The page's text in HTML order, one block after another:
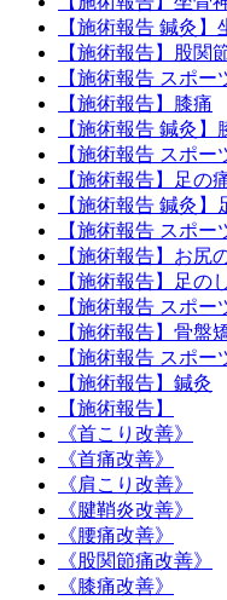
【施術報告 鍼灸】
【施術報告】股関
【施術報告 スポ
【施術報告】膝痛
【施術報告 鍼灸】
【施術報告 スポ
【施術報告】足の
【施術報告 鍼灸】
【施術報告 スポ
【施術報告】お尻
【施術報告】足の
【施術報告 スポ
【施術報告】骨盤
【施術報告 スポ
【施術報告】鍼灸
【施術報告】
《首こり改善》
《首痛改善》
《肩こり改善》
《腱鞘炎改善》
《腰痛改善》
《股関節痛改善》
《膝痛改善》